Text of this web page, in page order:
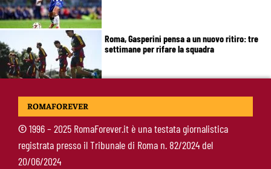
Roma, Gasperini pensa a un nuovo ritiro: tre
settimane per rifare la squadra
Roma, Gasperini e il problema della “spina”:
accendersi
ROMAFOREVER
©1996 – 2025 RomaForever.it è una testata giornalistica
registrata presso il Tribunale di Roma n. 82/2024 del
20/06/2024